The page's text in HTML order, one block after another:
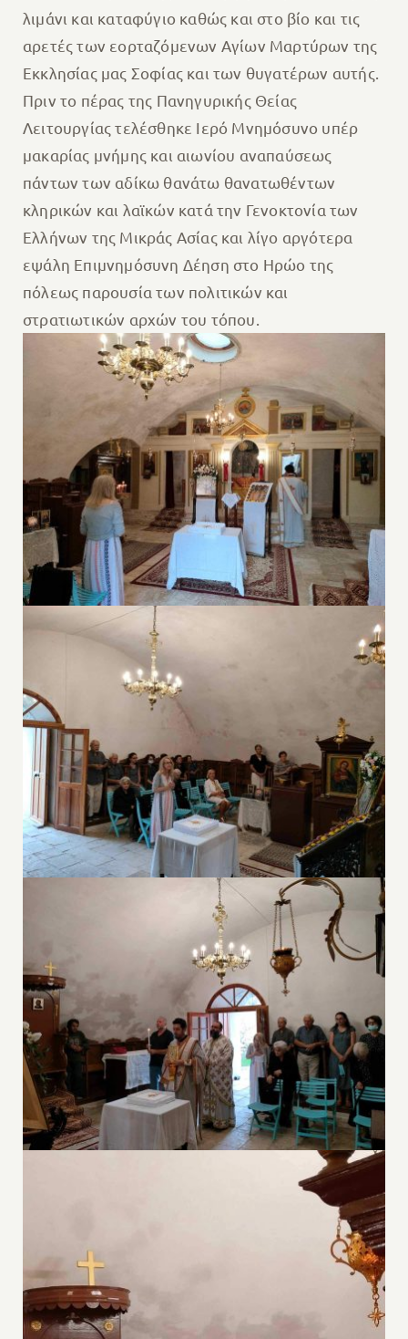
λιμάνι και καταφύγιο καθώς και στο βίο και τις
αρετές των εορταζόμενων Αγίων Μαρτύρων της
Εκκλησίας μας Σοφίας και των θυγατέρων αυτής.
Πριν το πέρας της Πανηγυρικής Θείας
Λειτουργίας τελέσθηκε Ιερό Μνημόσυνο υπέρ
μακαρίας μνήμης και αιωνίου αναπαύσεως
πάντων των αδίκω θανάτω θανατωθέντων
κληρικών και λαϊκών κατά την Γενοκτονία των
Ελλήνων της Μικράς Ασίας και λίγο αργότερα
εψάλη Επιμνημόσυνη Δέηση στο Ηρώο της
πόλεως παρουσία των πολιτικών και
στρατιωτικών αρχών του τόπου.